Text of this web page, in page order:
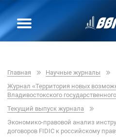
Главная
Научные журналы
Журнал «Территория новых
Владивостокского
Текущий выпуск журнала
Экономико-правовой анализ
договоров FIDIC к российскому